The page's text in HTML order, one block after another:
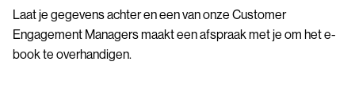
Laat je gegevens achter en een van onze Customer
Engagement Managers maakt een afspraak met je om het e-
book te overhandigen.